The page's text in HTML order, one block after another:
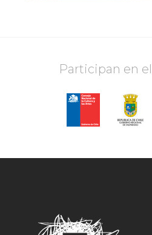
Participan en